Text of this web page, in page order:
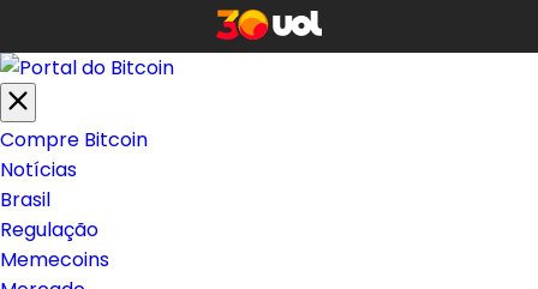
Compre Bitcoin
Notícias
Brasil
Regulação
Memecoins